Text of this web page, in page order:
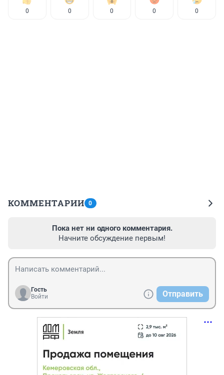
0 0 0 0 0
КОММЕНТАРИИ 0
Пока нет ни одного комментария.
Начните обсуждение первым!
Гость
Войти
Отправить